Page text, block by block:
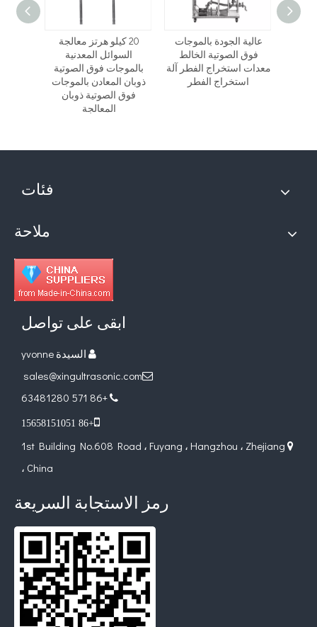
20 كيلو هرتز معالجة
السوائل المعدنية
بالموجات فوق الصوتية
ذوبان المعادن بالموجات
فوق الصوتية ذوبان
المعالجة
عالية الجودة بالموجات
فوق الصوتية الخالط
معدات استخراج الفطر آلة
استخراج الفطر
فئات
ملاحة
ابقى على تواصل
 السيدة yvonne

sales@xingultrasonic.com

+86 571 63481280

+86 15658151051
 1st Building No.608 Road ، Fuyang ، Hangzhou ، Zhejiang
، China
رمز الاستجابة السريعة